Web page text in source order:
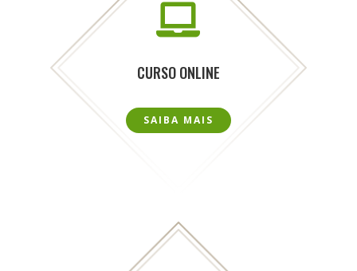

CURSO ONLINE
SAIBA MAIS